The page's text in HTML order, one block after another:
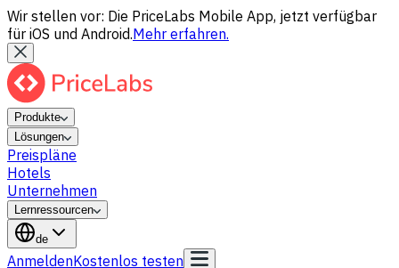
Wir stellen vor: Die PriceLabs Mobile App, jetzt verfügbar
für iOS und Android.Mehr erfahren.
Produkte
Lösungen
Preispläne
Hotels
Unternehmen
Lernressourcen
de
AnmeldenKostenlos testen